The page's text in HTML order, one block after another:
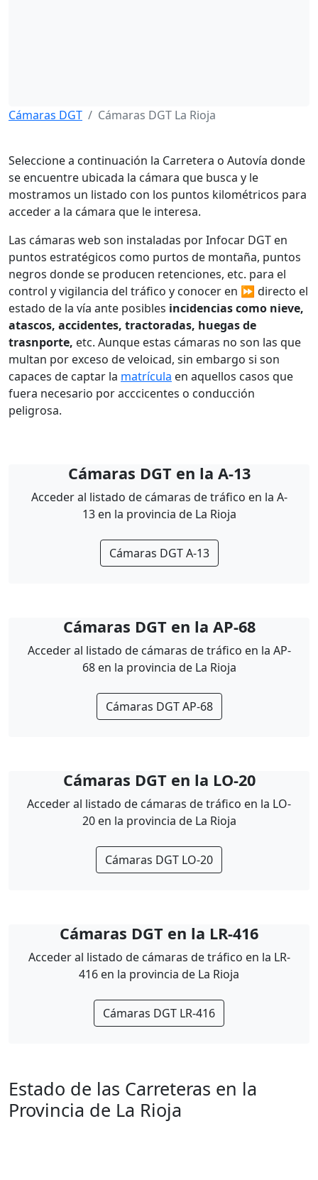
Cámaras DGT Cámaras DGT La Rioja
Seleccione a continuación la Carretera o Autovía donde
se encuentre ubicada la cámara que busca y le
mostramos un listado con los puntos kilométricos para
acceder a la cámara que le interesa.
Las cámaras web son instaladas por Infocar DGT en
puntos estratégicos como purtos de montaña, puntos
negros donde se producen retenciones, etc. para el
control y vigilancia del tráfico y conocer en ⏩ directo el
estado de la vía ante posibles incidencias como nieve,
atascos, accidentes, tractoradas, huegas de
trasnporte, etc. Aunque estas cámaras no son las que
multan por exceso de veloicad, sin embargo si son
capaces de captar la matrícula en aquellos casos que
fuera necesario por acccicentes o conducción
peligrosa.
Cámaras DGT en la A-13
Acceder al listado de cámaras de tráfico en la A-
13 en la provincia de La Rioja
Cámaras DGT A-13
Cámaras DGT en la AP-68
Acceder al listado de cámaras de tráfico en la AP-
68 en la provincia de La Rioja
Cámaras DGT AP-68
Cámaras DGT en la LO-20
Acceder al listado de cámaras de tráfico en la LO-
20 en la provincia de La Rioja
Cámaras DGT LO-20
Cámaras DGT en la LR-416
Acceder al listado de cámaras de tráfico en la LR-
416 en la provincia de La Rioja
Cámaras DGT LR-416
Estado de las Carreteras en la
Provincia de La Rioja